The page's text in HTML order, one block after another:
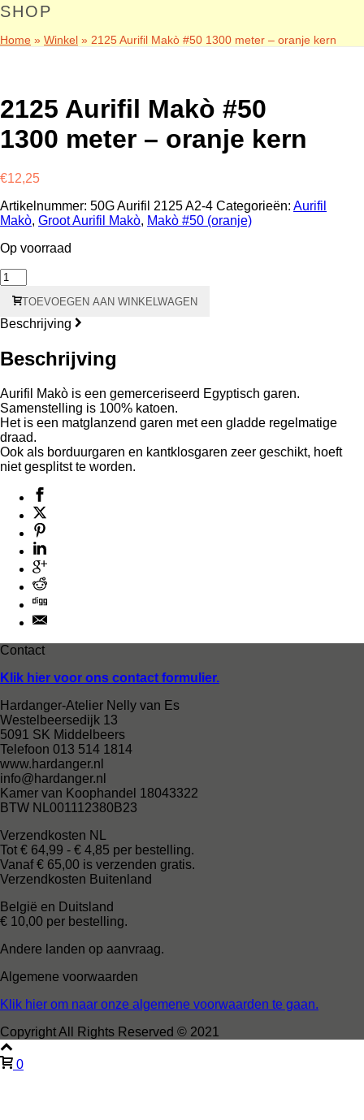
SHOP
Home » Winkel » 2125 Aurifil Makò #50 1300 meter – oranje kern
2125 Aurifil Makò #50
1300 meter – oranje kern
€12,25
Artikelnummer: 50G Aurifil 2125 A2-4 Categorieën: Aurifil
Makò, Groot Aurifil Makò, Makò #50 (oranje)
Op voorraad
2125
Aurifil
Makò
#50
-
kern
aantal
TOEVOEGEN AAN WINKELWAGEN
Beschrijving
Beschrijving
Aurifil Makò is een gemerceriseerd Egyptisch garen.
Samenstelling is 100% katoen.
Het is een matglanzend garen met een gladde regelmatige
draad.
Ook als borduurgaren en kantklosgaren zeer geschikt, hoeft
niet gesplitst te worden.
Contact
Klik hier voor ons contact formulier.
Hardanger-Atelier Nelly van Es
Westelbeersedijk 13
5091 SK Middelbeers
Telefoon 013 514 1814
www.hardanger.nl
info@hardanger.nl
Kamer van Koophandel 18043322
BTW NL001112380B23
Verzendkosten NL
Tot € 64,99 - € 4,85 per bestelling.
Vanaf € 65,00 is verzenden gratis.
Verzendkosten Buitenland
België en Duitsland
€ 10,00 per bestelling.
Andere landen op aanvraag.
Algemene voorwaarden
Klik hier om naar onze algemene voorwaarden te gaan.
Copyright All Rights Reserved © 2021
0